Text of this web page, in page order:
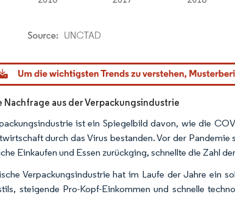
Intelligence. Wiederverwendung erfordert Namensnennung gemäß CC
Nachfrage aus der Verpackungsindustrie
ist ein Spiegelbild davon, wie die
durch das Virus bestanden. Vor der
Einkaufen und Essen zurückging, schnellte die Zahl
Verpackungsindustrie hat im Laufe der Jahre ein
steigende Pro-Kopf-Einkommen und schnelle